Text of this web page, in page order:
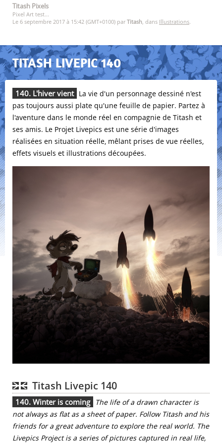
Titash Pixels
Pixel Art test...
Le 6 septembre 2017 à 15:42 (GMT+0100) par Titash , dans Illustrations.
TITASH LIVEPIC 140
140. L'hiver vient La vie d'un personnage dessiné n'est
pas toujours aussi plate qu'une feuille de papier. Partez à
l'aventure dans le monde réel en compagnie de Titash et
ses amis. Le Projet Livepics est une série d'images
réalisées en situation réelle, mêlant prises de vue réelles,
effets visuels et illustrations découpées.
Titash Livepic 140
140. Winter is coming
The life of a drawn character is
not always as flat as a sheet of paper. Follow Titash and his
friends for a great adventure to explore the real world. The
Livepics Project is a series of pictures captured in real life,